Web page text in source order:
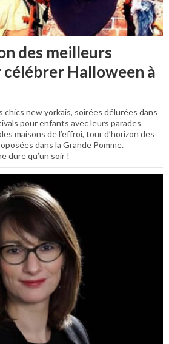
des meilleurs
Halloween à
chics new yorkais, soirées délurées dans
pour enfants avec leurs parades
maisons de l’effroi, tour d’horizon des
dans la Grande Pomme.
dure qu’un soir !